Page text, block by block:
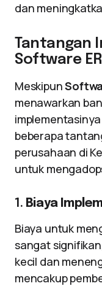
dan
Tantangan
Software
Meskipun
menawarkan
beberapa
perusahaan di
untuk
1. Biaya
Biaya untuk
sangat
kecil dan
mencakup